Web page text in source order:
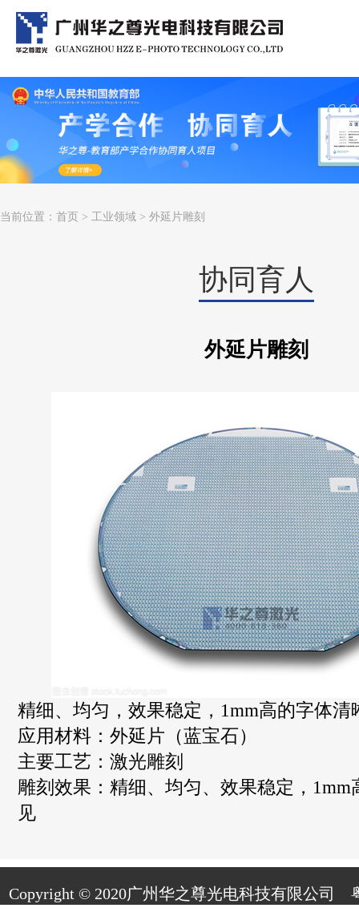
当前位置： 首页 > 工业领域 > 外延片雕刻
协同育人
外延片雕刻
精细、均匀，效果稳定，1mm高的字体清
应用材料：外延片（蓝宝石）
主要工艺：激光雕刻
雕刻效果：精细、均匀、效果稳定，1mm
见
Copyright © 2020广州华之尊光电科技有限公司